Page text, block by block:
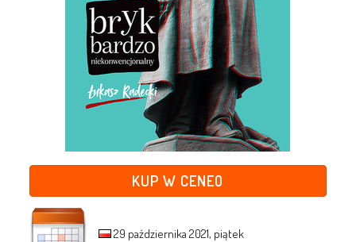
KUP W CENEO
29 października 2021, piątek